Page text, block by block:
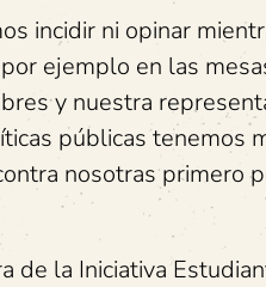
incidir ni opinar
ejemplo en las
y nuestra
públicas tenemos
nosotras primero
de la Iniciativa